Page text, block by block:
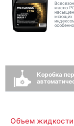
масло
моющих
Коробка
Объем